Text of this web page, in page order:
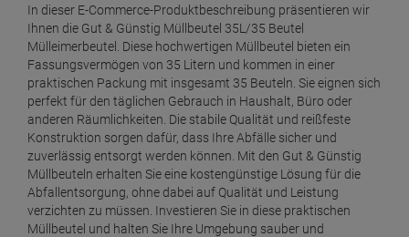
In dieser E-Commerce-Produktbeschreibung präsentieren wir
Ihnen die Gut & Günstig Müllbeutel 35L/35 Beutel
Mülleimerbeutel. Diese hochwertigen Müllbeutel bieten ein
Fassungsvermögen von 35 Litern und kommen in einer
praktischen Packung mit insgesamt 35 Beuteln. Sie eignen sich
perfekt für den täglichen Gebrauch in Haushalt, Büro oder
anderen Räumlichkeiten. Die stabile Qualität und reißfeste
Konstruktion sorgen dafür, dass Ihre Abfälle sicher und
zuverlässig entsorgt werden können. Mit den Gut & Günstig
Müllbeuteln erhalten Sie eine kostengünstige Lösung für die
Abfallentsorgung, ohne dabei auf Qualität und Leistung
verzichten zu müssen. Investieren Sie in diese praktischen
Müllbeutel und halten Sie Ihre Umgebung sauber und